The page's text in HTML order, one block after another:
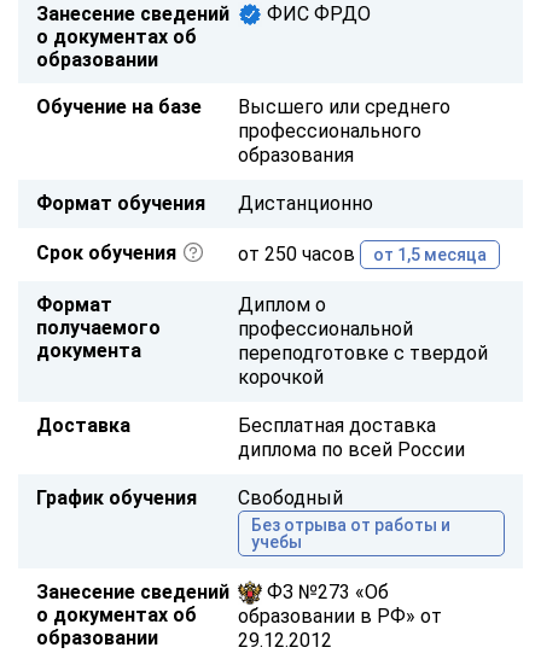
Занесение сведений
о документах об
образовании
ФИС ФРДО
Обучение на базе
Высшего или среднего
профессионального
образования
Формат обучения Дистанционно
Срок обучения от 250 часов от 1,5 месяца
Формат
получаемого
документа
Диплом о
профессиональной
переподготовке с твердой
корочкой
Доставка
Бесплатная доставка
диплома по всей России
График обучения Свободный
Без отрыва от работы и
учебы
Занесение сведений
о документах об
образовании
ФЗ №273 «Об
образовании в РФ» от
29.12.2012